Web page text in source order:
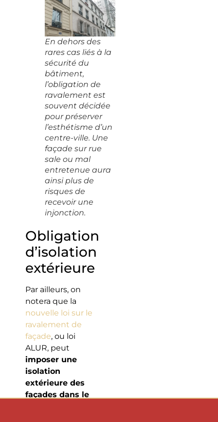
En dehors des
rares cas liés à la
sécurité du
bâtiment,
l’obligation de
ravalement est
souvent décidée
pour préserver
l’esthétisme d’un
centre-ville. Une
façade sur rue
sale ou mal
entretenue aura
ainsi plus de
risques de
recevoir une
injonction.
Obligation
d’isolation
extérieure
Par ailleurs, on
notera que la
nouvelle loi sur le
ravalement de
façade, ou loi
ALUR, peut
imposer une
isolation
extérieure des
façades dans le